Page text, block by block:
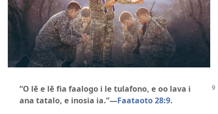
“O lē e lē fia faalogo i le tulafono, e oo lava i
ana tatalo, e inosia ia.”—Faataoto 28:9.